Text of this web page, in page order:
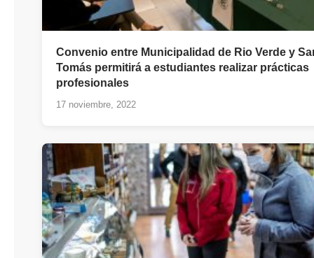
Convenio entre Municipalidad de Rio Verde y
Tomás permitirá a estudiantes realizar prácticas
profesionales
17 noviembre, 2022